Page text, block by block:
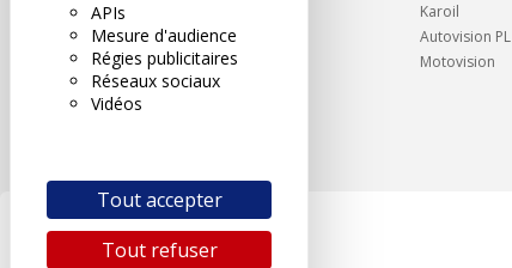
APIs
Mesure d'audience
Régies publicitaires
Réseaux sociaux
Vidéos
Tout accepter
Tout refuser
Partenariats/Remises
Liens utiles
Contact
Plan du site
Karoil
Autovision PL
Motovision